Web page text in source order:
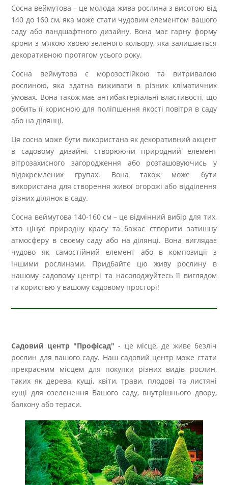
Сосна веймутова – це молода жива рослина з висотою від
140 до 160 см, яка може стати чудовим елементом вашого
саду або ландшафтного дизайну. Вона має гарну форму
крони з м’якою хвоєю зеленого кольору, яка залишається
декоративною протягом усього року.
Сосна веймутова є морозостійкою та витривалою
рослиною, яка здатна виживати в різних кліматичних
умовах. Вона також має антибактеріальні властивості, що
робить її корисною для поліпшення якості повітря в саду
або на ділянці.
Ця сосна може бути використана як декоративний акцент
в садовому дизайні, створюючи природний елемент
вітрозахисного загородження або розташовуючись у
відокремлених групах. Вона також може бути
використана для створення живої огорожі або відділення
різних ділянок в саду.
Сосна веймутова 140-160 см – це відмінний вибір для тих,
хто цінує природну красу та бажає створити затишну
атмосферу в своєму саду або на ділянці. Вона виглядає
чудово як самостійний елемент або в композиції з
іншими рослинами. Придбайте цю живу рослину в
нашому садовому центрі та насолоджуйтесь її виглядом
та користью у вашому садовому просторі!
Садовий центр "Профісад" - це місце, де живе безліч
рослин для вашого саду. Наш садовий центр може стати
прекрасним місцем для покупки різних видів рослин,
таких як дерева, кущі, квіти, трави, плодові та листяні
кущі для озеленення Вашого саду, внутрішнього двору,
балкону або тераси.